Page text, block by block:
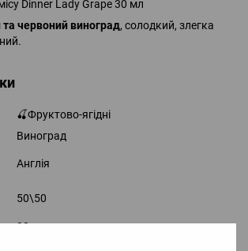
Dinner Lady Grape 30 мл
та червоний виноград, солодкий, злегка
🍒Фруктово-ягідні
Виноград
Англія
50\50
30 мл